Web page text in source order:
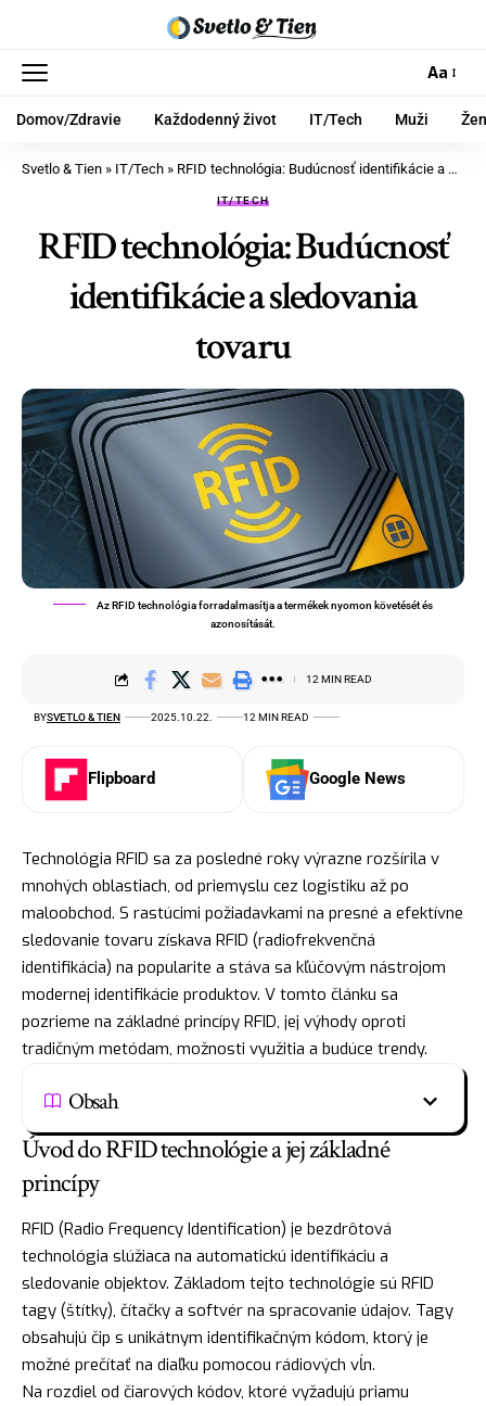
Aa
Domov/Zdravie Každodenný život IT/Tech Muži
Svetlo & Tien » IT/Tech » RFID technológia: Budúcnosť identifikácie a sledovania tovaru
IT/TECH
RFID technológia: Budúcnosť
identifikácie a sledovania
tovaru
Az RFID technológia forradalmasítja a termékek nyomon követését és
azonosítását.
BYSVETLO & TIEN 2025.10.22. 12 MIN READ
12 MIN READ
Flipboard Google News
Technológia RFID sa za posledné roky výrazne rozšírila v
mnohých oblastiach, od priemyslu cez logistiku až po
maloobchod. S rastúcimi požiadavkami na presné a efektívne
sledovanie tovaru získava RFID (radiofrekvenčná
identifikácia) na popularite a stáva sa kľúčovým nástrojom
modernej identifikácie produktov. V tomto článku sa
pozrieme na základné princípy RFID, jej výhody oproti
tradičným metódam, možnosti využitia a budúce trendy.
Obsah
Úvod do RFID technológie a jej základné
princípy
RFID (Radio Frequency Identification) je bezdrôtová
technológia slúžiaca na automatickú identifikáciu a
sledovanie objektov. Základom tejto technológie sú RFID
tagy (štítky), čítačky a softvér na spracovanie údajov. Tagy
obsahujú čip s unikátnym identifikačným kódom, ktorý je
možné prečítať na diaľku pomocou rádiových vĺn.
Na rozdiel od čiarových kódov, ktoré vyžadujú priamu